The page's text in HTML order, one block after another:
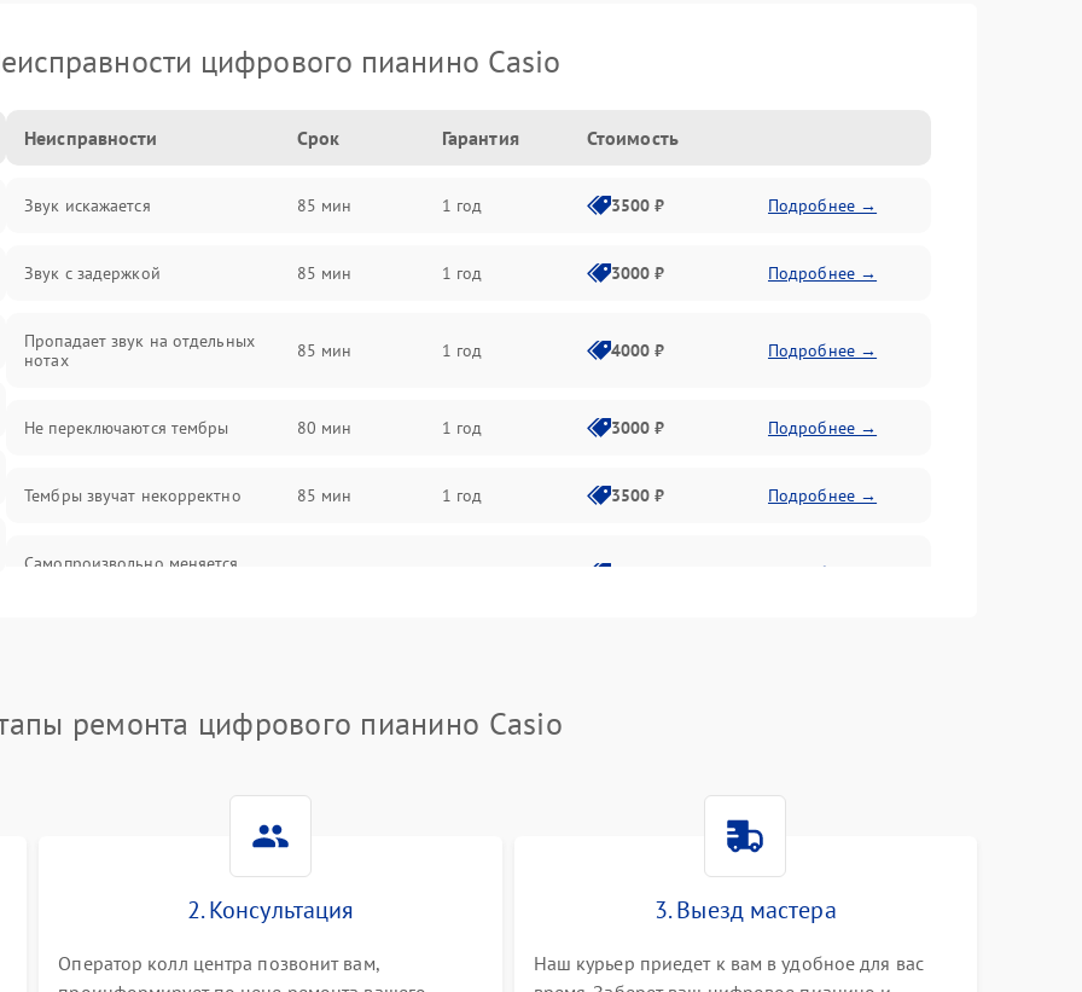
цифрового пианино Casio
Неисправности Срок Гарантия Стоимость
Звук искажается 85 мин 1 год 3500 ₽ Подробнее →
Звук с задержкой 85 мин 1 год 3000 ₽ Подробнее →
Пропадает звук на отдельных
нотах
85 мин 1 год 4000 ₽ Подробнее →
Не переключаются тембры 80 мин 1 год 3000 ₽ Подробнее →
Тембры звучат некорректно 85 мин 1 год 3500 ₽ Подробнее →
Самопроизвольно меняется
2800 ₽ Подробнее →
ремонта цифрового пианино Casio
2. Консультация
Оператор колл центра позвонит вам,
3. Выезд мастера
Наш курьер приедет к вам в удобное для вас